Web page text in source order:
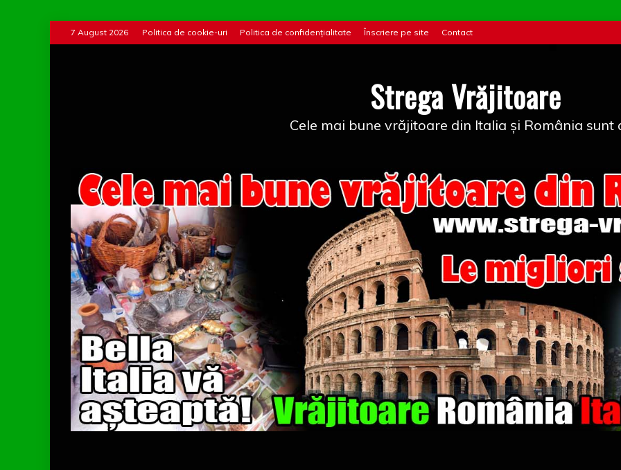
to
7 August 2026 Politica de cookie-uri Politica de confidențialitate Înscriere pe site Contact
Strega Vrăjitoare
Cele mai bune vrăjitoare din Italia și România sunt